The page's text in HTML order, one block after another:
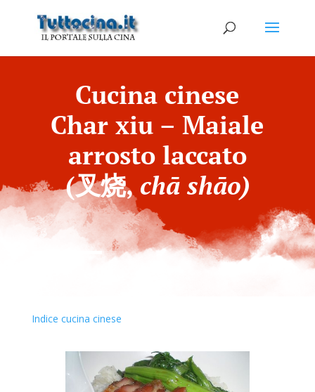
Cucina cinese
Char xiu – Maiale
arrosto laccato
(叉烧, chā shāo)
Indice cucina cinese